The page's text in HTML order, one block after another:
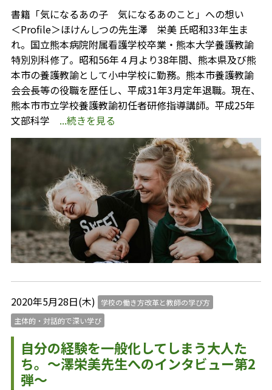
書籍「気になるあの子 気になるあのこと」への想い
＜Profile＞ほけんしつの先生澤 栄美 氏昭和33年生ま
れ。国立熊本病院附属看護学校卒業・熊本大学養護教諭
特別別科修了。昭和56年４月より38年間、熊本県及び熊
本市の養護教諭として小中学校に勤務。熊本市養護教諭
会会長等の役職を歴任し、平成31年3月定年退職。現在、
熊本市市立学校養護教諭初任者研修指導講師。平成25年
文部科学 ...続きを見る
2020年5月28日(木)
学校の働き方改革と教師の学び方
主体的・対話的で深い学び
自分の経験を一般化してしまう大人た
ち。～澤栄美先生へのインタビュー第2
弾～